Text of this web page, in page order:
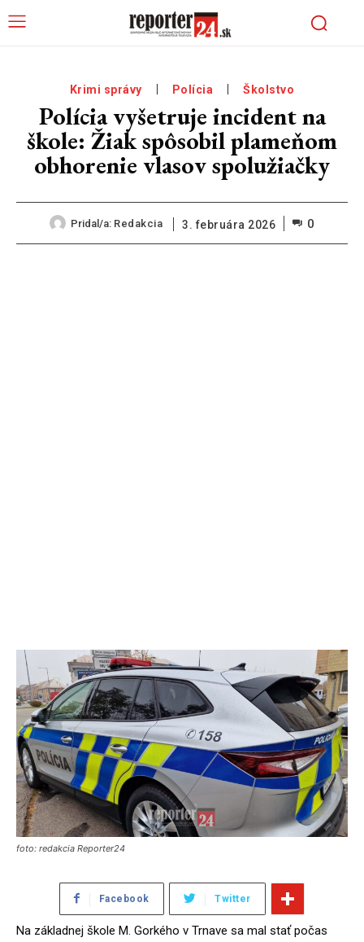
Krimi správy Polícia Školstvo
Polícia vyšetruje incident na
škole: Žiak spôsobil plameňom
obhorenie vlasov spolužiačky
Pridal/a: Redakcia 3. februára 2026 0
foto: redakcia Reporter24
Facebook Twitter
Na základnej škole M. Gorkého v Trnave sa mal stať počas